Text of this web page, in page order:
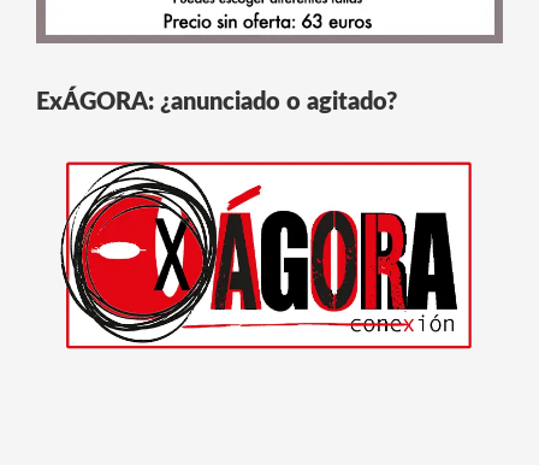
ExÁGORA: ¿anunciado o agitado?